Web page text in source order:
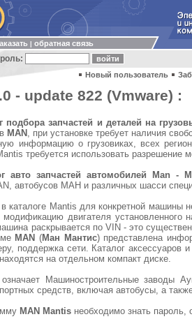
обратная связь
Новый пользователь
- update 822 (Vmware) :
подбора запчастей и деталей на
MAN , при установке требует наличия
информацию о грузовиках, всех
требуется использовать разрешение
авто запчастей автомобилей Man -
автобусов МАН и различных шасси
каталоге Mantis для конкретной машины
двигателя установленного
раскрывается по VIN - это
MAN (Ман Мантис) представлена
поддержка сети. Каталог аксессуаров
на отдельном компакт диске.
Машиностроительные заводы
средств, включая автобусы, а
MAN Mantis необходимо знать пароль,